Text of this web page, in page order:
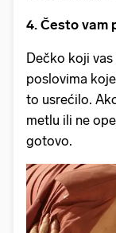
4. Često vam
Dečko koji
poslovima
to usrećilo.
metlu ili ne
gotovo.